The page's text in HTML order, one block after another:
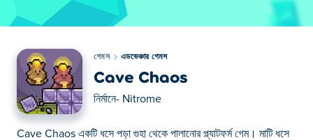
গেমস এডভেঞ্চার গেমস
Cave Chaos
নির্মানে- Nitrome
Cave Chaos একটি ধসে পড়া গুহা থেকে পালানোর প্ল্যাটফর্ম গেম। মাটি ধসে